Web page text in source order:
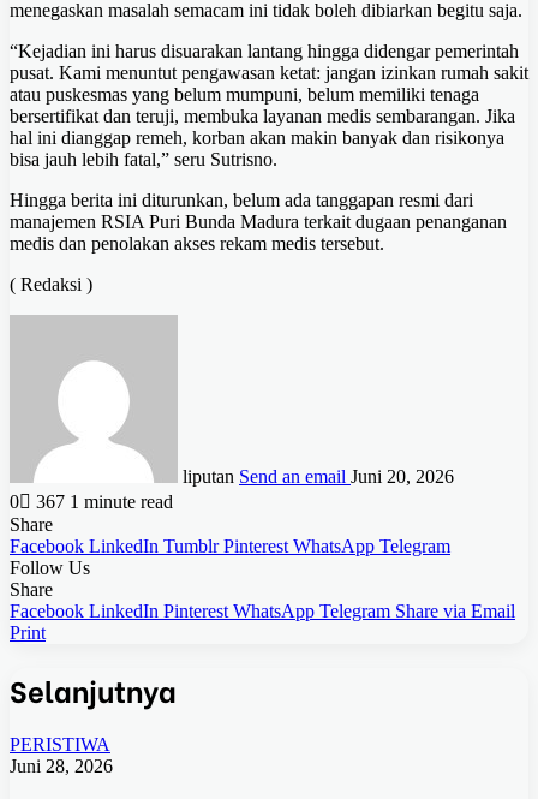
menegaskan masalah semacam ini tidak boleh dibiarkan begitu saja.
“Kejadian ini harus disuarakan lantang hingga didengar pemerintah
pusat. Kami menuntut pengawasan ketat: jangan izinkan rumah sakit
atau puskesmas yang belum mumpuni, belum memiliki tenaga
bersertifikat dan teruji, membuka layanan medis sembarangan. Jika
hal ini dianggap remeh, korban akan makin banyak dan risikonya
bisa jauh lebih fatal,” seru Sutrisno.
Hingga berita ini diturunkan, belum ada tanggapan resmi dari
manajemen RSIA Puri Bunda Madura terkait dugaan penanganan
medis dan penolakan akses rekam medis tersebut.
( Redaksi )
liputan Send an email Juni 20, 2026
0
367 1 minute read
Share
Facebook LinkedIn Tumblr Pinterest WhatsApp Telegram
Follow Us
Share
Facebook LinkedIn Pinterest WhatsApp Telegram Share via Email
Print
Selanjutnya
PERISTIWA
Juni 28, 2026